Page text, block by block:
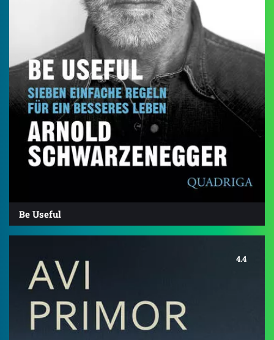
Be Useful
4.4